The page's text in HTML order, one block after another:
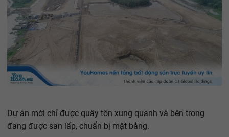
Dự án mới chỉ được quây tôn xung quanh và bên trong
đang được san lấp, chuẩn bị mặt bằng.